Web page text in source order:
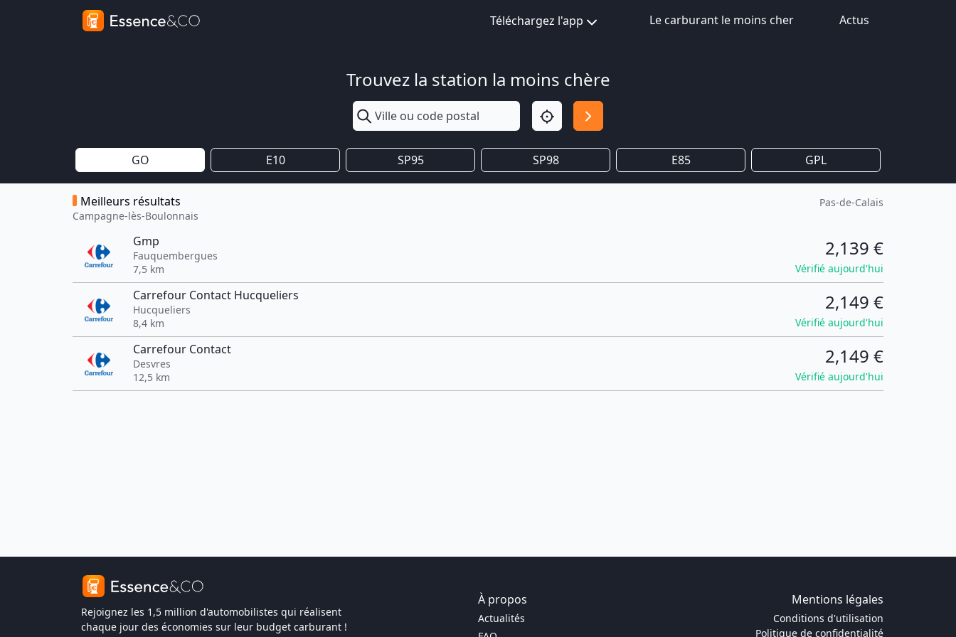
Téléchargez l'app Le carburant le moins cher Actus
Trouvez la station la moins chère
GO E10 SP95 SP98 E85 GPL
Meilleurs résultats
Campagne-lès-Boulonnais
Pas-de-Calais
Gmp
Fauquembergues
7,5 km
2,139 €
Vérifié aujourd'hui
Carrefour Contact Hucqueliers
Hucqueliers
8,4 km
2,149 €
Vérifié aujourd'hui
Carrefour Contact
Desvres
12,5 km
2,149 €
Vérifié aujourd'hui
Rejoignez les 1,5 million d'automobilistes qui réalisent
chaque jour des économies sur leur budget carburant !
À propos Mentions légales
Actualités
Conditions d'utilisation
Politique de confidentialité